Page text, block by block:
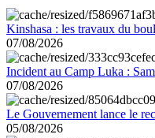
Kinshasa : les travaux du
07/08/2026
Incident au Camp Luka :
07/08/2026
Le Gouvernement lance le
05/08/2026